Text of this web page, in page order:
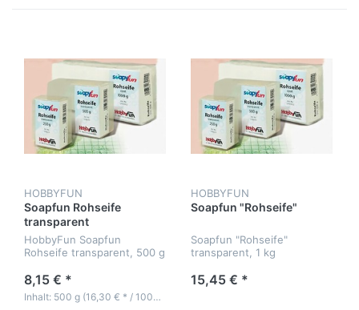
HOBBYFUN
Soapfun Rohseife
transparent
HobbyFun Soapfun
Rohseife transparent, 500 g
8,15 € *
Inhalt: 500 g (16,30 € * / 1000 g)
HOBBYFUN
Soapfun "Rohseife"
Soapfun "Rohseife"
transparent, 1 kg
15,45 € *